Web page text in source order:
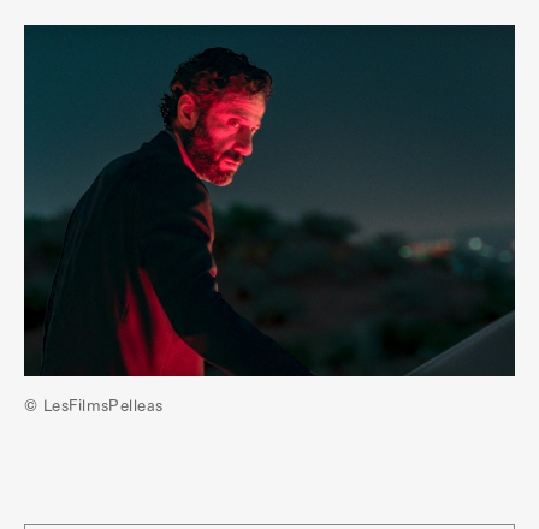
© LesFilmsPelleas